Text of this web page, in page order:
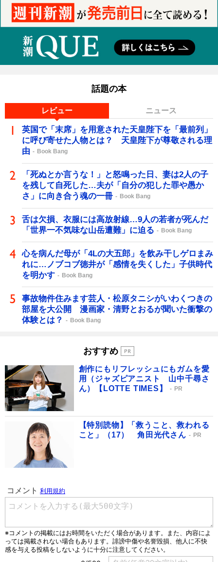
話題の本
レビュー ニュース
英国で「末席」を用意された天皇陛下を「最前列」
に呼び寄せた人物とは？ 天皇陛下が尊敬される理
由
Book Bang
「死ぬとか言うな！」と怒鳴った日、妻は2人の子
を残して自死した…夫が「自分の犯した罪や愚か
さ」に向き合う魂の一冊
Book Bang
舌は欠損、衣服には高放射線…9人の若者が死んだ
「世界一不気味な山岳遭難」に迫る
Book Bang
心を病んだ母が「4Lの大五郎」を飲み干しゲロまみ
れに…ノブコブ徳井が「感情を失くした」子供時代
を明かす
Book Bang
事故物件住みます芸人・松原タニシがいわくつきの
部屋を大公開 漫画家・清野とおるが聞いた衝撃の
体験とは？
Book Bang
おすすめ
創作にもリフレッシュにもガムを愛
用（ジャズピアニスト 山中千尋さ
ん）【LOTTE TIMES】
PR
【特別読物】「救うこと、救われる
こと」（17） 角田光代さん
PR